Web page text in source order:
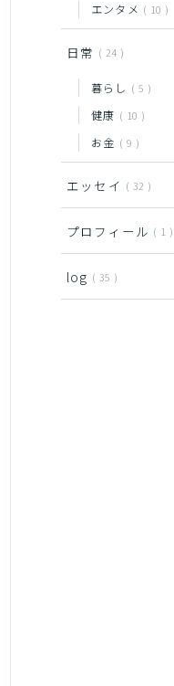
エンタメ 10
日常 24
暮らし 5
健康 10
お金 9
エッセイ 32
プロフィール 1
log 35